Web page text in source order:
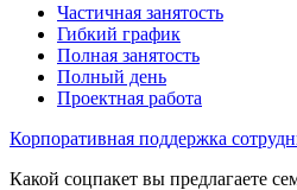
Частичная занятость
Гибкий график
Полная занятость
Полный день
Проектная работа
Корпоративная поддержка
Какой соцпакет вы предлагаете